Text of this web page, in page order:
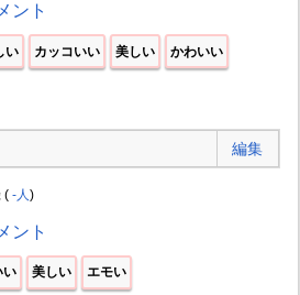
ント
い カッコいい 美しい かわいい
編集
( -人)
ント
い 美しい エモい